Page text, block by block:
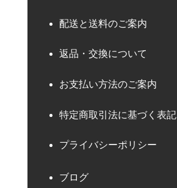
配送と送料のご案内
返品・交換について
お支払い方法のご案内
特定商取引法に基づく表記
プライバシーポリシー
ブログ